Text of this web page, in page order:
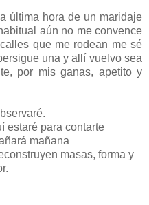
última hora de un maridaje
aún no me convence
que me rodean me sé
una y allí vuelvo sea
por mis ganas, apetito y
estaré para contarte
mañana
masas, forma y